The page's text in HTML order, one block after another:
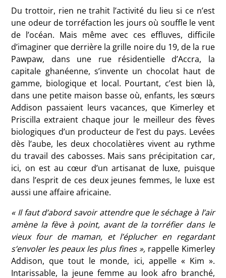
Du trottoir, rien ne trahit l’activité du lieu si ce n’est
une odeur de torréfaction les jours où souffle le vent
de l’océan. Mais même avec ces effluves, difficile
d’imaginer que derrière la grille noire du 19, de la rue
Pawpaw, dans une rue résidentielle d’Accra, la
capitale ghanéenne, s’invente un chocolat haut de
gamme, biologique et local. Pourtant, c’est bien là,
dans une petite maison basse où, enfants, les sœurs
Addison passaient leurs vacances, que Kimerley et
Priscilla extraient chaque jour le meilleur des fèves
biologiques d’un producteur de l’est du pays. Levées
dès l’aube, les deux chocolatières vivent au rythme
du travail des cabosses. Mais sans précipitation car,
ici, on est au cœur d’un artisanat de luxe, puisque
dans l’esprit de ces deux jeunes femmes, le luxe est
aussi une affaire africaine.
« Il faut d’abord savoir attendre que le séchage à l’air
amène la fève à point, avant de la torréfier dans le
vieux four de maman, et l’éplucher en regardant
s’envoler les peaux les plus fines », rappelle Kimerley
Addison, que tout le monde, ici, appelle « Kim ».
Intarissable, la jeune femme au look afro branché,